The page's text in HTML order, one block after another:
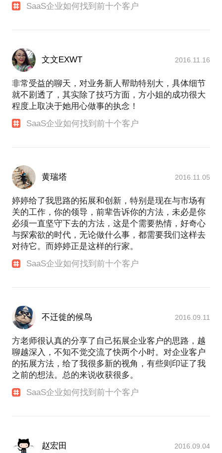
SaaS企业如何找到前十个客户
文文EXWT 2016.11.16
非常受益的聊天，对业务新人帮助特别大，具体细节
就不剧透了，其实除了技巧方面，方小姐的成功很大
程度上取决于她用心做事的执念！
SaaS企业如何找到前十个客户
黄瑞塔 2016.11.05
婷婷给了我思路的拓展和创新，特别是现在与市场有
关的工作，你的领导，前辈告诉你的方法，未必是你
必须一直坚守下去的方法，这是个需要热情，好奇心
与探索欲的时代，无论做什么事，都需要我们这样去
对待它。而婷婷正是这样的行家。
SaaS企业如何找到前十个客户
不迁徙的候鸟 2016.09.11
方老师很认真的分享了自己拓展企业客户的思路，越
聊越深入，不知不觉交流了快两个小时。对企业客户
的拓展方法，给了我很多新的视角，有些则印证了我
之前的想法。总的来说收获很多。
SaaS企业如何找到前十个客户
赵宏田 2016.09.04